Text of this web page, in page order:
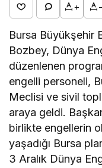
+ -
Bursa Büyükşehir
Bozbey, Dünya
düzenlenen
engelli personeli,
Meclisi ve sivil
araya geldi.
birlikte engellerin
yaşadığı Bursa
3 Aralık Dünya